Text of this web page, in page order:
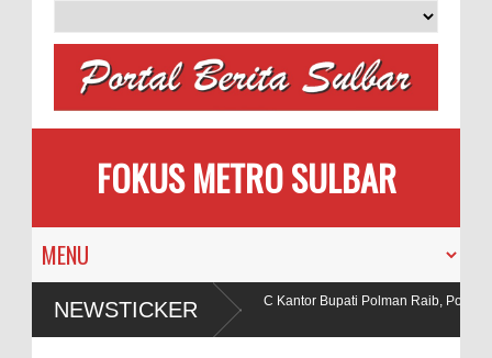
FOKUS METRO SULBAR
NEWSTICKER
Pengantin
Puluhan AC Kantor Bupati Polman Raib, Polisi
Penadah